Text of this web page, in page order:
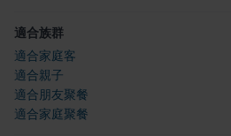
適合族群
適合家庭客
適合親子
適合朋友聚餐
適合家庭聚餐